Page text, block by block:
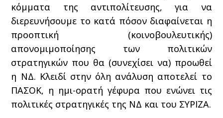
κόμματα της αντιπολίτευσης, για να
διερευνήσουμε το κατά πόσον διαφαίνεται η
προοπτική (κοινοβουλευτικής)
απονομιμοποίησης των πολιτικών
στρατηγικών που θα (συνεχίσει να) προωθεί
η ΝΔ. Κλειδί στην όλη ανάλυση αποτελεί το
ΠΑΣΟΚ, η ημι-ορατή γέφυρα που ενώνει τις
πολιτικές στρατηγικές της ΝΔ και του ΣΥΡΙΖΑ.